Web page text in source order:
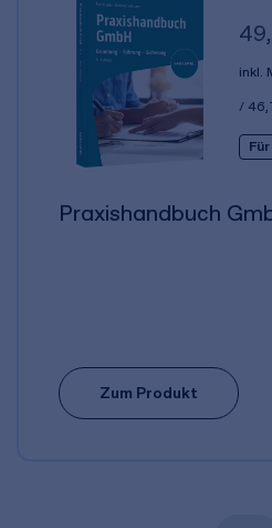
inkl.
Praxishandbuch
Zum Produkt